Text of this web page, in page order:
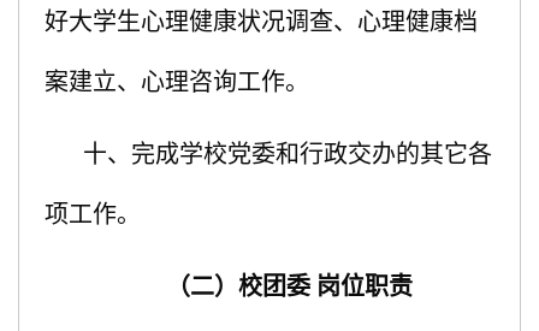
好大学生心理健康状况调查、心理健康档
案建立、心理咨询工作。
十、完成学校党委和行政交办的其它各
项工作。
（二）校团委 岗位职责